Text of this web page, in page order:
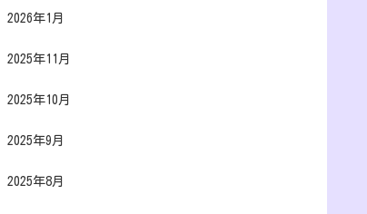
2026年1月
2025年11月
2025年10月
2025年9月
2025年8月